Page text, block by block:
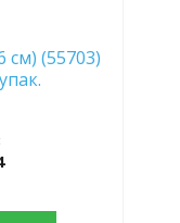
(55703)